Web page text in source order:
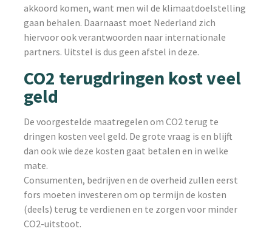
akkoord komen, want men wil de klimaatdoelstelling
gaan behalen. Daarnaast moet Nederland zich
hiervoor ook verantwoorden naar internationale
partners. Uitstel is dus geen afstel in deze.
CO2 terugdringen kost veel
geld
De voorgestelde maatregelen om CO2 terug te
dringen kosten veel geld. De grote vraag is en blijft
dan ook wie deze kosten gaat betalen en in welke
mate.
Consumenten, bedrijven en de overheid zullen eerst
fors moeten investeren om op termijn de kosten
(deels) terug te verdienen en te zorgen voor minder
CO2-uitstoot.